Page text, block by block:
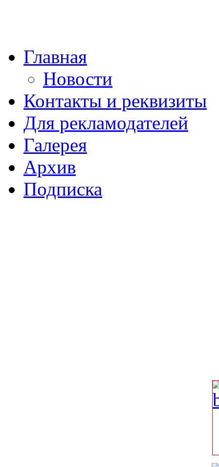
Главная
Новости
Контакты и реквизиты
Для рекламодателей
Галерея
Архив
Подписка